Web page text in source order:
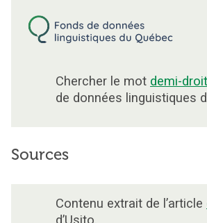
Chercher le mot demi-
de données linguistiques
Sources
Contenu extrait de l’article